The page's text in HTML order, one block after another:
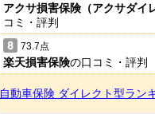
アクサ損害保険（アクサダイ
コミ・評判
73.7点
楽天損害保険の口コミ・評判
自動車保険 ダイレクト型ラン